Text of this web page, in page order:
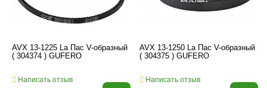
AVX 13-1225 La Пас V-образный
( 304374 ) GUFERO
Написать отзыв
AVX 13-1250 La Пас V-образный
( 304375 ) GUFERO
Написать отзыв